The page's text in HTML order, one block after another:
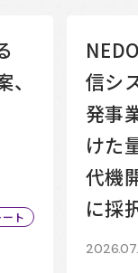
ト
信シ
発事
けた
代機
に採